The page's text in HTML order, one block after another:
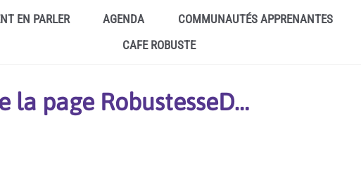
EN PARLER AGENDA
COMMUNAUTÉS APPRENANTES
CAFE ROBUSTE
la page RobustesseD…